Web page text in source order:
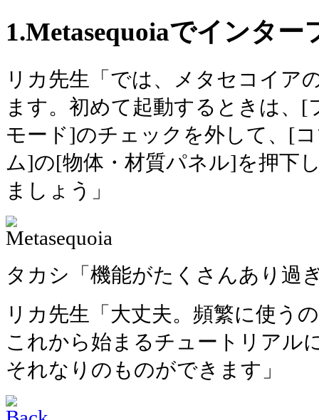
1.Metasequoiaでインター
リカ先生「では、メタセコイア
ます。初めて起動するときは、
モード]のチェックを外して、[
ム]の[物体・材質パネル]を押下
ましょう」
タカシ「機能がたくさんあり過
リカ先生「大丈夫。頻繁に使う
これから始まるチュートリアル
それなりのものができます」